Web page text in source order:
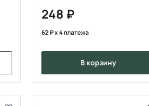
248
62 x 4 платежа
в корзину